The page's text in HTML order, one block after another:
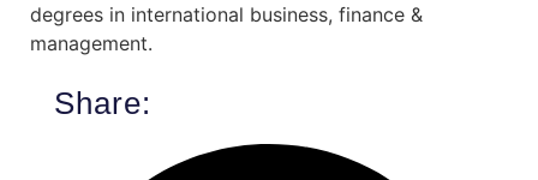
degrees in international business, finance &
management.
Share: